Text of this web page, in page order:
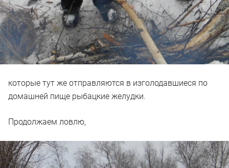
которые тут же отправляются в изголодавшиеся по
домашней пище рыбацкие желудки.
Продолжаем ловлю,